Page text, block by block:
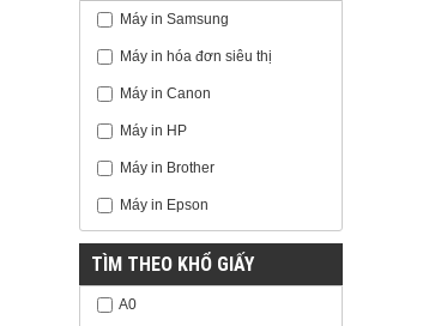
Máy in Samsung
Máy in hóa đơn siêu thị
Máy in Canon
Máy in HP
Máy in Brother
Máy in Epson
TÌM THEO KHỔ GIẤY
A0